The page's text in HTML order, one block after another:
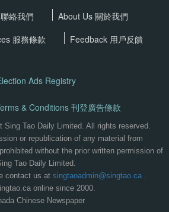
絡我們
About Us 關於我們
服務條款 Feedback 用戶反饋
Ads Registry
& Conditions 刊登廣告條款
Sing Tao Daily Limited. All rights reserved.
or republication of any material from
without the prior written permission of
Tao Daily Limited.
contact us at singtaoadmin@singtao.ca.
online since 2000.
Chinese Newspaper